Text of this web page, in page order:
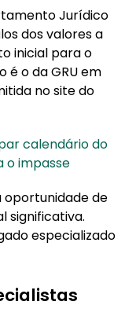
Jurídico
dos valores a
inicial para o
é o da GRU em
no site do
calendário do
o impasse
oportunidade de
significativa.
especializado